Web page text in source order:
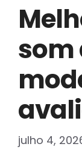
som
julho 4,